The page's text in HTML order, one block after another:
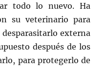
todo lo nuevo. Ha
su veterinario para
externa
después de los
para protegerlo de